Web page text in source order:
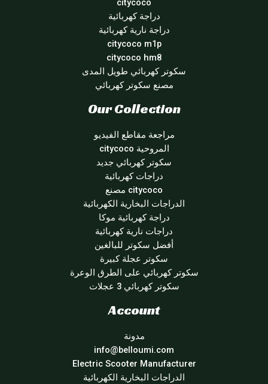
citycoco
دراجة كهربائية
دراجة نارية كهربائية
citycoco m1p
citycoco hm8
سكوتر كهربائي طويل المدى
مصنع سكوتر كهربائي
Our Collection
مراجعة مقاطع الفيديو
المروحية citycoco
سكوتر كهربائي جديد
دراجات كهربائية
citycoco مصنع
الدراجات البخارية الكهربائية
دراجة كهربائية موكا
دراجات نارية كهربائية
أفضل سكوتر للبالغين
سكوتر عجلة كبيرة
سكوتر كهربائي على الطرق الوعرة
سكوتر كهربائي 3 عجلات
Account
مدونة
info@belloumi.com
Electric Scooter Manufacturer
الدراجات البخارية الكهربائية